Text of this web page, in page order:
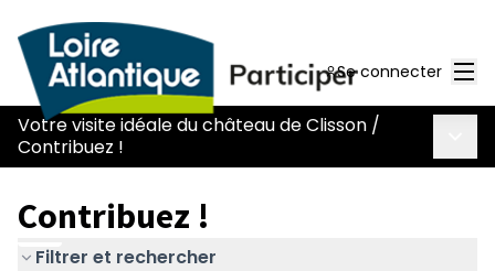
Se connecter
Votre visite idéale du château de Clisson /
Contribuez !
Contribuez !
Filtrer et rechercher